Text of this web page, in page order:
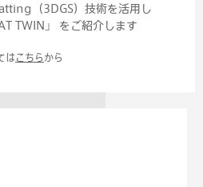
（3DGS）技術を活用し
TWIN」 をご紹介します
はこちらから